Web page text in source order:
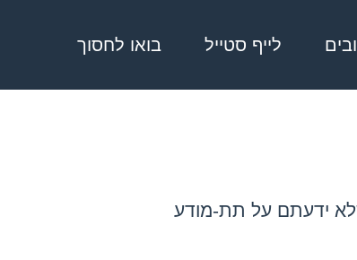
לייף סטייל בואו לחסוך
ידעתם על תת-מודע